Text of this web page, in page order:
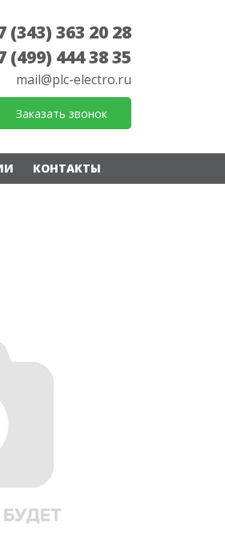
(343) 363 20 28
(499) 444 38 35
mail@plc-electro.ru
Заказать звонок
КОНТАКТЫ